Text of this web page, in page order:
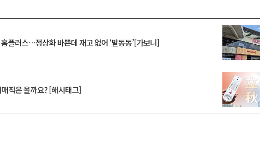
플러스…정상화 바쁜데 재고 없어 ‘발동동’[가보니]
직은 올까요? [해시태그]